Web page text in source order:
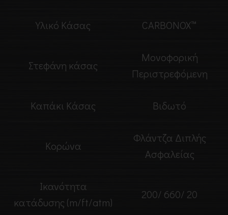
Υλικό Κάσας CARBONOX™
Στεφάνη κάσας
Μονοφορική
Περιστρεφόμενη
Καπάκι Κάσας Βιδωτό
Κορώνα
Φλάντζα Διπλής
Ασφαλείας
Ικανότητα
κατάδυσης (m/ft/atm)
200/ 660/ 20